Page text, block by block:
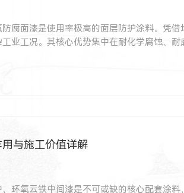
腐面漆是使用率极高的面层防护涂料。凭
业工况。其核心优势集中在耐化学腐蚀、
与施工价值详解
环氧云铁中间漆是不可或缺的核心配套涂